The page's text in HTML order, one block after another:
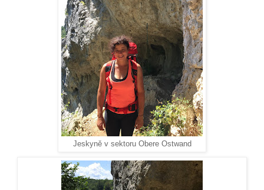
Jeskyně v sektoru Obere Ostwand